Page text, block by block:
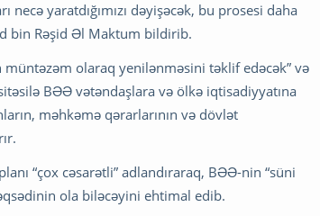
yaratdığımızı dəyişəcək, bu prosesi daha
bin Rəşid Əl Maktum bildirib.
olaraq yenilənməsini təklif edəcək” və
BƏƏ vətəndaşlara və ölkə iqtisadiyyatına
məhkəmə qərarlarının və dövlət
“çox cəsarətli” adlandıraraq, BƏƏ-nin “süni
ola biləcəyini ehtimal edib.